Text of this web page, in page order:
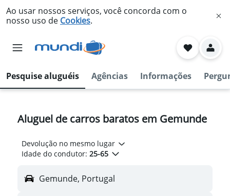
Ao usar nossos serviços, você concorda com o
nosso uso de Cookies.
Pesquise aluguéis Agências Informações
Aluguel de carros baratos em Gemunde
Devolução no mesmo lugar
Idade do condutor: 25-65
Gemunde, Portugal